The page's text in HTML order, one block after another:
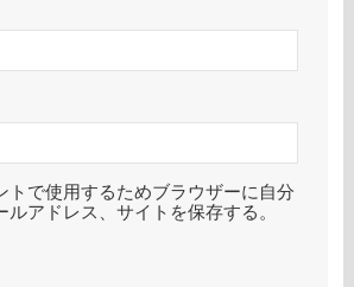
トで使用するためブラウザーに自分
ルアドレス、サイトを保存する。